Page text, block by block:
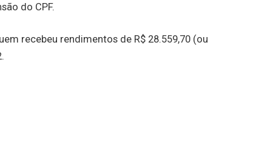
do CPF.
recebeu rendimentos de R$ 28.559,70 (ou